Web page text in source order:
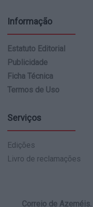
Informação
Estatuto Editorial
Publicidade
Ficha Técnica
Termos de Uso
Serviços
Edições
Livro de reclamações
Correio de Azeméis.